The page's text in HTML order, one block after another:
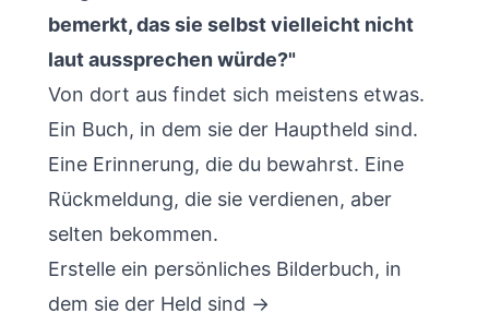
bemerkt, das sie selbst vielleicht nicht
laut aussprechen würde?"
Von dort aus findet sich meistens etwas.
Ein Buch, in dem sie der Hauptheld sind.
Eine Erinnerung, die du bewahrst. Eine
Rückmeldung, die sie verdienen, aber
selten bekommen.
Erstelle ein persönliches Bilderbuch, in
dem sie der Held sind →